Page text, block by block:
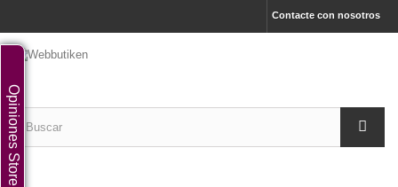
Contacte con nosotros
Opiniones Store